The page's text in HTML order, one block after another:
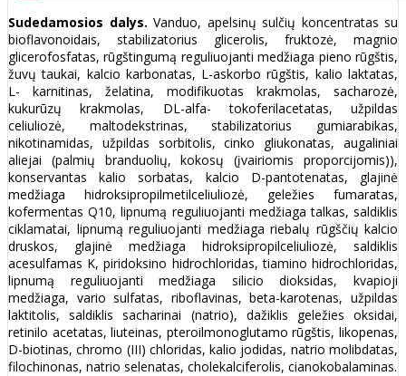
Sudedamosios dalys. Vanduo, apelsinų sulčių koncentratas su
bioflavonoidais, stabilizatorius glicerolis, fruktozė, magnio
glicerofosfatas, rūgštingumą reguliuojanti medžiaga pieno rūgštis,
žuvų taukai, kalcio karbonatas, L-askorbo rūgštis, kalio laktatas,
L- karnitinas, želatina, modifikuotas krakmolas, sacharozė,
kukurūzų krakmolas, DL-alfa- tokoferilacetatas, užpildas
celiuliozė, maltodekstrinas, stabilizatorius gumiarabikas,
nikotinamidas, užpildas sorbitolis, cinko gliukonatas, augaliniai
aliejai (palmių branduolių, kokosų (įvairiomis proporcijomis)),
konservantas kalio sorbatas, kalcio D-pantotenatas, glajinė
medžiaga hidroksipropilmetilceliuliozė, geležies fumaratas,
kofermentas Q10, lipnumą reguliuojanti medžiaga talkas, saldiklis
ciklamatai, lipnumą reguliuojanti medžiaga riebalų rūgščių kalcio
druskos, glajinė medžiaga hidroksipropilceliuliozė, saldiklis
acesulfamas K, piridoksino hidrochloridas, tiamino hidrochloridas,
lipnumą reguliuojanti medžiaga silicio dioksidas, kvapioji
medžiaga, vario sulfatas, riboflavinas, beta-karotenas, užpildas
laktitolis, saldiklis sacharinai (natrio), dažiklis geležies oksidai,
retinilo acetatas, liuteinas, pteroilmonoglutamo rūgštis, likopenas,
D-biotinas, chromo (III) chloridas, kalio jodidas, natrio molibdatas,
filochinonas, natrio selenatas, cholekalciferolis, cianokobalaminas.